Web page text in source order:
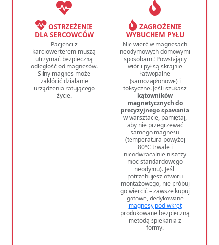
OSTRZEŻENIE
DLA SERCOWCÓW
Pacjenci z
kardiowerterem muszą
utrzymać bezpieczną
odległość od magnesów.
Silny magnes może
zakłócić działanie
urządzenia ratującego
życie.
ZAGROŻENIE
WYBUCHEM PYŁU
Nie wierć w magnesach
neodymowych domowymi
sposobami! Powstający
wiór i pył są skrajnie
łatwopalne
(samozapłonowe) i
toksyczne. Jeśli szukasz
kątowników
magnetycznych do
precyzyjnego spawania
w warsztacie, pamiętaj,
aby nie przegrzewać
samego magnesu
(temperatura powyżej
80°C trwale i
nieodwracalnie niszczy
moc standardowego
neodymu). Jeśli
potrzebujesz otworu
montażowego, nie próbuj
go wiercić – zawsze kupuj
gotowe, dedykowane
magnesy pod wkręt
produkowane bezpieczną
metodą spiekania z
formy.